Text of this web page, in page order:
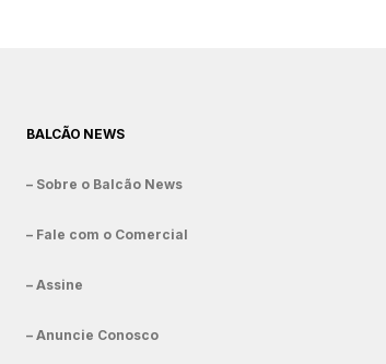
BALCÃO NEWS
– Sobre o Balcão News
– Fale com o Comercial
– Assine
– Anuncie Conosco